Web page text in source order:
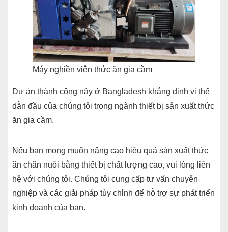
Máy nghiền viên thức ăn gia cầm
Dự án thành công này ở Bangladesh khẳng định vị thế
dẫn đầu của chúng tôi trong ngành thiết bị sản xuất thức
ăn gia cầm.
Nếu bạn mong muốn nâng cao hiệu quả sản xuất thức
ăn chăn nuôi bằng thiết bị chất lượng cao, vui lòng liên
hệ với chúng tôi. Chúng tôi cung cấp tư vấn chuyên
nghiệp và các giải pháp tùy chỉnh để hỗ trợ sự phát triển
kinh doanh của bạn.